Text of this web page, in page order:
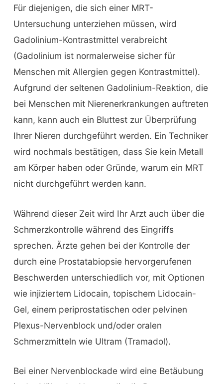
Für diejenigen, die sich einer MRT-
Untersuchung unterziehen müssen, wird
Gadolinium-Kontrastmittel verabreicht
(Gadolinium ist normalerweise sicher für
Menschen mit Allergien gegen Kontrastmittel).
Aufgrund der seltenen Gadolinium-Reaktion, die
bei Menschen mit Nierenerkrankungen auftreten
kann, kann auch ein Bluttest zur Überprüfung
Ihrer Nieren durchgeführt werden. Ein Techniker
wird nochmals bestätigen, dass Sie kein Metall
am Körper haben oder Gründe, warum ein MRT
nicht durchgeführt werden kann.
Während dieser Zeit wird Ihr Arzt auch über die
Schmerzkontrolle während des Eingriffs
sprechen. Ärzte gehen bei der Kontrolle der
durch eine Prostatabiopsie hervorgerufenen
Beschwerden unterschiedlich vor, mit Optionen
wie injiziertem Lidocain, topischem Lidocain-
Gel, einem periprostatischen oder pelvinen
Plexus-Nervenblock und/oder oralen
Schmerzmitteln wie Ultram (Tramadol).
Bei einer Nervenblockade wird eine Betäubung